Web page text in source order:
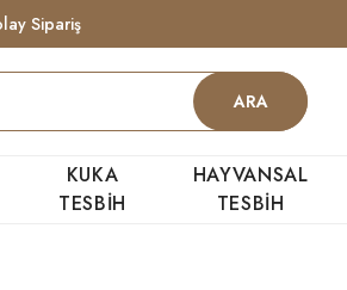
Sipariş
ARA
KUKA
TESBİH
HAYVANSAL
TESBİH